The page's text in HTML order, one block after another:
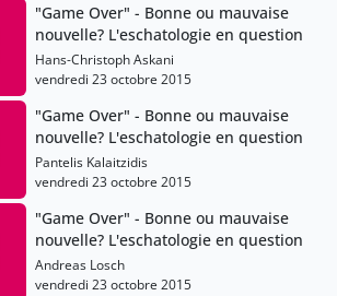
"Game Over" - Bonne ou mauvaise
nouvelle? L'eschatologie en question
Hans-Christoph Askani
vendredi 23 octobre 2015
"Game Over" - Bonne ou mauvaise
nouvelle? L'eschatologie en question
Pantelis Kalaitzidis
vendredi 23 octobre 2015
"Game Over" - Bonne ou mauvaise
nouvelle? L'eschatologie en question
Andreas Losch
vendredi 23 octobre 2015